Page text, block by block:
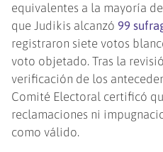
equivalentes a la mayoría
que Judikis alcanzó 99
registraron siete votos
voto objetado. Tras la
verificación de los
Comité Electoral certificó
reclamaciones ni
como válido.